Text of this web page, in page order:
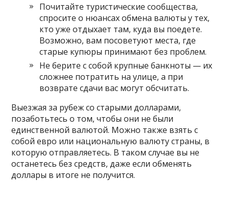
Почитайте туристические сообщества,
спросите о нюансах обмена валюты у тех,
кто уже отдыхает там, куда вы поедете.
Возможно, вам посоветуют места, где
старые купюры принимают без проблем.
Не берите с собой крупные банкноты — их
сложнее потратить на улице, а при
возврате сдачи вас могут обсчитать.
Выезжая за рубеж со старыми долларами,
позаботьтесь о том, чтобы они не были
единственной валютой. Можно также взять с
собой евро или национальную валюту страны, в
которую отправляетесь. В таком случае вы не
останетесь без средств, даже если обменять
доллары в итоге не получится.